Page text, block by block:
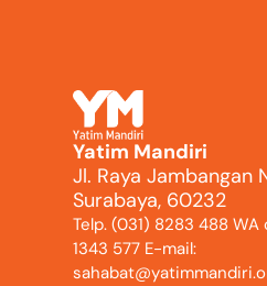
Yatim Mandiri
Jl. Raya Jambangan
Surabaya, 60232
Telp. (031) 8283 488 WA
1343 577 E-mail: